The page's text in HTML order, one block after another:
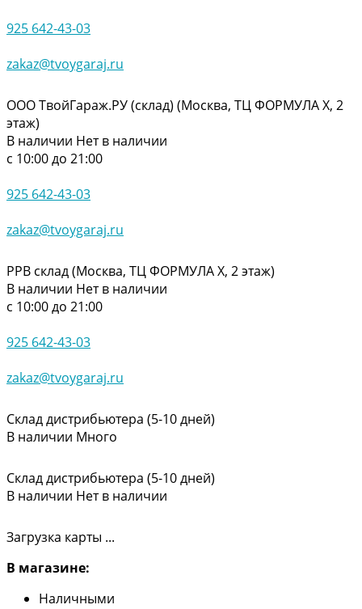
925 642-43-03
zakaz@tvoygaraj.ru
ООО ТвойГараж.РУ (склад) (Москва, ТЦ ФОРМУЛА Х, 2
этаж)
В наличии Нет в наличии
с 10:00 до 21:00
925 642-43-03
zakaz@tvoygaraj.ru
РРВ склад (Москва, ТЦ ФОРМУЛА Х, 2 этаж)
В наличии Нет в наличии
с 10:00 до 21:00
925 642-43-03
zakaz@tvoygaraj.ru
Склад дистрибьютера (5-10 дней)
В наличии Много
Склад дистрибьютера (5-10 дней)
В наличии Нет в наличии
Загрузка карты ...
В магазине:
Наличными